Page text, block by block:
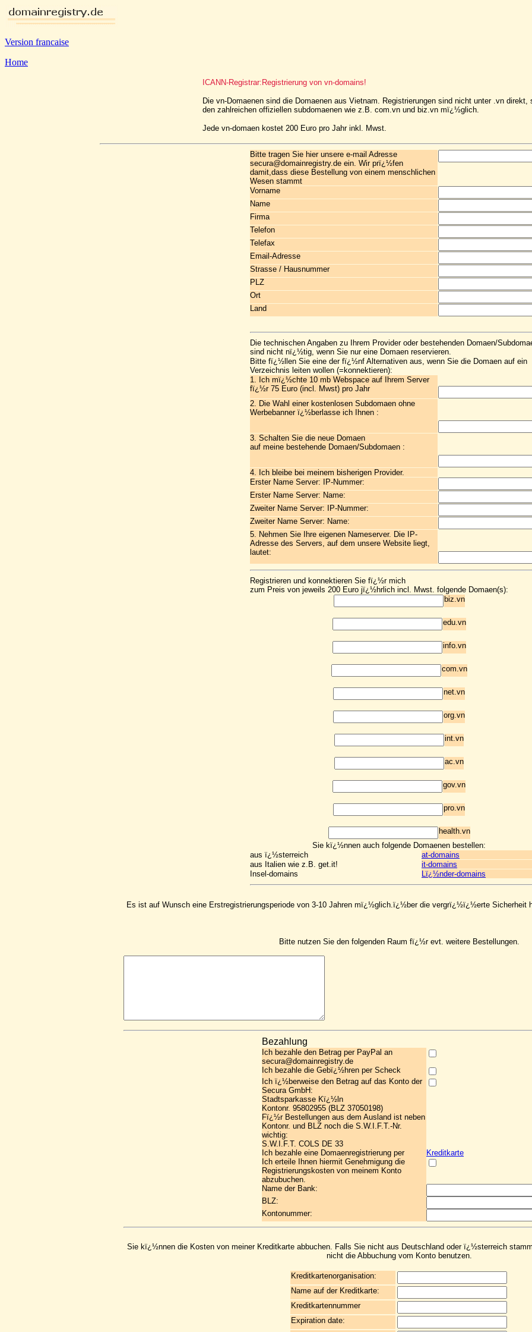
Version francaise
Home
ICANN-Registrar:Registrierung von vn-domains!
Die vn-Domaenen sind die Domaenen aus Vietnam. Registrierungen sind nicht unter .vn direkt,
den zahlreichen offiziellen subdomaenen wie z.B. com.vn und biz.vn mï¿½glich.
Jede vn-domaen kostet 200 Euro pro Jahr inkl. Mwst.
Bitte tragen Sie hier unsere e-mail Adresse
secura@domainregistry.de ein. Wir prï¿½fen
damit,dass diese Bestellung von einem menschlichen
Wesen stammt
Vorname
Name
Firma
Telefon
Telefax
Email-Adresse
Strasse / Hausnummer
PLZ
Ort
Land
Die technischen Angaben zu Ihrem Provider oder bestehenden Domaen/
sind nicht nï¿½tig, wenn Sie nur eine Domaen reservieren.
Bitte fï¿½llen Sie eine der fï¿½nf Alternativen aus, wenn Sie die Domaen auf ein
Verzeichnis leiten wollen (=konnektieren):
1. Ich mï¿½chte 10 mb Webspace auf Ihrem Server
fï¿½r 75 Euro (incl. Mwst) pro Jahr
2. Die Wahl einer kostenlosen Subdomaen ohne
Werbebanner ï¿½berlasse ich Ihnen :
3. Schalten Sie die neue Domaen
auf meine bestehende Domaen/Subdomaen :
4. Ich bleibe bei meinem bisherigen Provider.
Erster Name Server: IP-Nummer:
Erster Name Server: Name:
Zweiter Name Server: IP-Nummer:
Zweiter Name Server: Name:
5. Nehmen Sie Ihre eigenen Nameserver. Die IP-
Adresse des Servers, auf dem unsere Website liegt,
lautet:
Registrieren und konnektieren Sie fï¿½r mich
zum Preis von jeweils 200 Euro jï¿½hrlich incl. Mwst. folgende Domaen(s):
biz.vn
edu.vn
info.vn
com.vn
net.vn
org.vn
int.vn
ac.vn
gov.vn
pro.vn
health.vn
Sie kï¿½nnen auch folgende Domaenen bestellen:
aus ï¿½sterreich
at-domains
aus Italien wie z.B. get.it!
it-domains
Insel-domains
Lï¿½nder-domains
Es ist auf Wunsch eine Erstregistrierungsperiode von 3-10 Jahren mï¿½glich.ï¿½ber die vergrï¿½ï¿½erte Sicherheit
Bitte nutzen Sie den folgenden Raum fï¿½r evt. weitere Bestellungen.
Bezahlung
Ich bezahle den Betrag per PayPal an
secura@domainregistry.de
Ich bezahle die Gebï¿½hren per Scheck
Ich ï¿½berweise den Betrag auf das Konto der
Secura GmbH:
Stadtsparkasse Kï¿½ln
Kontonr. 95802955 (BLZ 37050198)
Fï¿½r Bestellungen aus dem Ausland ist neben
Kontonr. und BLZ noch die S.W.I.F.T.-Nr.
wichtig:
S.W.I.F.T. COLS DE 33
Ich bezahle eine Domaenregistrierung per
Kreditkarte
Ich erteile Ihnen hiermit Genehmigung die
Registrierungskosten von meinem Konto
abzubuchen.
Name der Bank:
BLZ:
Kontonummer:
Sie kï¿½nnen die Kosten von meiner Kreditkarte abbuchen. Falls Sie nicht aus Deutschland oder ï¿½sterreich
nicht die Abbuchung vom Konto benutzen.
Kreditkartenorganisation:
Name auf der Kreditkarte:
Kreditkartennummer
Expiration date: